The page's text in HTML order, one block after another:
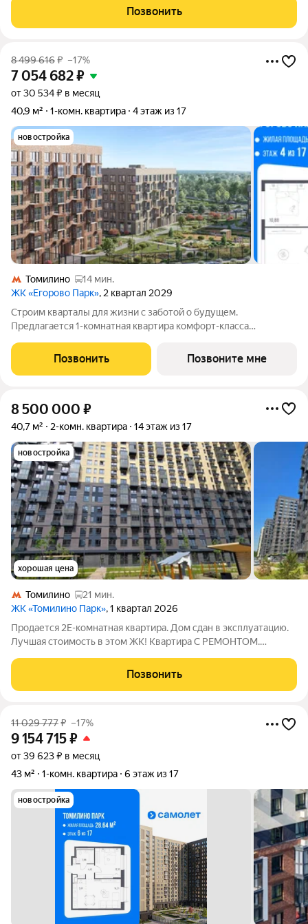
м.кв., Жилая площадь: 20.00 м.кв., Площадь кухни: 10.00 м.кв.,
Квартира переделана
Позвонить
8 499 616₽ –17%
7 054 682₽
от 30 534 ₽ в месяц
40,9 м²
1-комн. квартира 4 этаж из 17
новостройка
Томилино
14 мин.
ЖК «Егорово Парк», 2 квартал 2029
Строим кварталы для жизни с заботой о будущем.
Предлагается 1-комнатная квартира комфорт-класса
этаже, в жилом комплексе "Егорово Парк".Квартиры
комплекса на выбор: могут быть как с отделкой,
Позвонить Позвоните мне
8 500 000 ₽
40,7 м² 2-комн. квартира 14 этаж из 17
новостройка
хорошая цена
Томилино
21 мин.
ЖК «Томилино Парк», 1 квартал 2026
Продается 2Е-комнатная квартира. Дом сдан в эксплуатацию.
Лучшая стоимость в этом ЖК! Квартира С РЕМОНТОМ.
любую форму стандартной ипотеки, - в покупку можно
использовать материнский капитал.
Позвонить
11 029 777₽ –17%
9 154 715₽
от 39 623 ₽ в месяц
43 м²
1-комн. квартира 6 этаж из 17
новостройка